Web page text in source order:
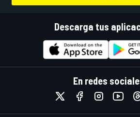
Descarga tus
En redes